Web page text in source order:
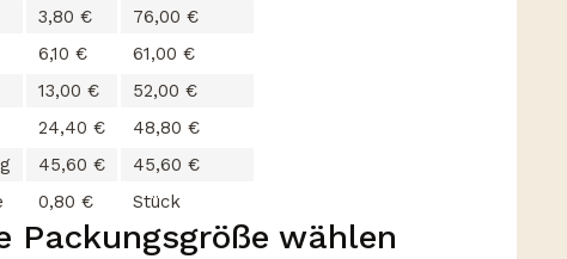
3,80 €
76,00 €
6,10 €
61,00 €
13,00 €
52,00 €
24,40 €
48,80 €
45,60 €
45,60 €
0,80 € Stück
Packungsgröße wählen